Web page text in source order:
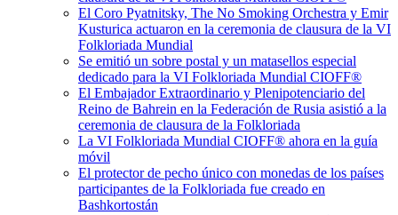
El Coro Pyatnitsky, The No Smoking Orchestra y Emir
Kusturica actuaron en la ceremonia de clausura de la VI
Folkloriada Mundial
Se emitió un sobre postal y un matasellos especial
dedicado para la VI Folkloriada Mundial CIOFF®️
El Embajador Extraordinario y Plenipotenciario del
Reino de Bahrein en la Federación de Rusia asistió a la
ceremonia de clausura de la Folkloriada
La VI Folkloriada Mundial CIOFF®️ ahora en la guía
móvil
El protector de pecho único con monedas de los países
participantes de la Folkloriada fue creado en
Bashkortostán